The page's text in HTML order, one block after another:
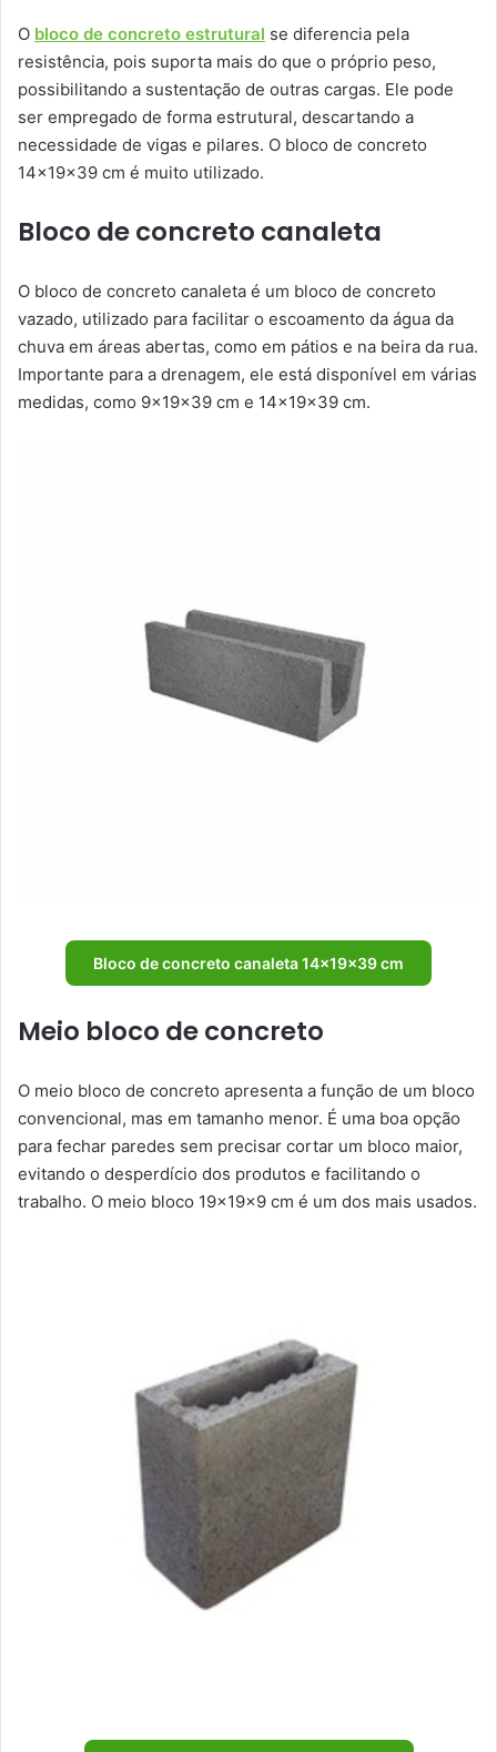
O bloco de concreto estrutural se diferencia pela
resistência, pois suporta mais do que o próprio peso,
possibilitando a sustentação de outras cargas. Ele pode
ser empregado de forma estrutural, descartando a
necessidade de vigas e pilares. O bloco de concreto
14x19x39 cm é muito utilizado.
Bloco de concreto canaleta
O bloco de concreto canaleta é um bloco de concreto
vazado, utilizado para facilitar o escoamento da água da
chuva em áreas abertas, como em pátios e na beira da rua.
Importante para a drenagem, ele está disponível em várias
medidas, como 9x19x39 cm e 14x19x39 cm.
Bloco de concreto canaleta 14x19x39 cm
Meio bloco de concreto
O meio bloco de concreto apresenta a função de um bloco
convencional, mas em tamanho menor. É uma boa opção
para fechar paredes sem precisar cortar um bloco maior,
evitando o desperdício dos produtos e facilitando o
trabalho. O meio bloco 19x19x9 cm é um dos mais usados.